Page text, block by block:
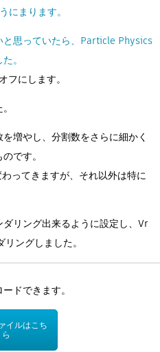
にまります。
と思っていたら、Particle Physics
。
にします。
増やし、分割数をさらに細かく
です。
ってきますが、それ以外は特に
リング出来るように設定し、Vr
ングしました。
ドできます。
イルはこち
ら